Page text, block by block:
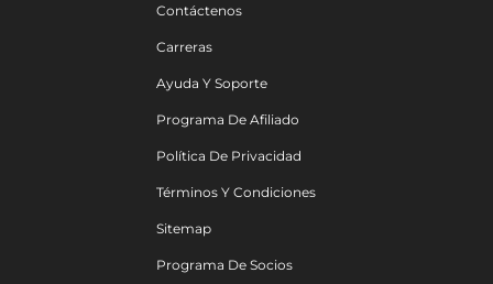
Contáctenos
Carreras
Ayuda Y Soporte
Programa De Afiliado
Política De Privacidad
Términos Y Condiciones
Sitemap
Programa De Socios